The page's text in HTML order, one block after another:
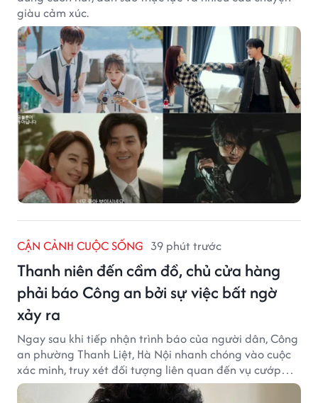
giàu cảm xúc.
CẬN CẢNH CUỘC SỐNG 39 phút trước
Thanh niên đến cầm đồ, chủ cửa hàng
phải báo Công an bởi sự việc bất ngờ
xảy ra
Ngay sau khi tiếp nhận trình báo của người dân, Công
an phường Thanh Liệt, Hà Nội nhanh chóng vào cuộc
xác minh, truy xét đối tượng liên quan đến vụ cướp
giật tài sản xảy ra tại một cửa hàng cầm đồ trên địa